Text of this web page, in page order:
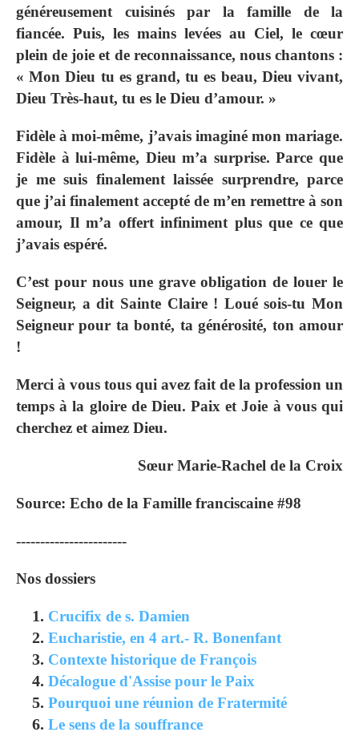
généreusement cuisinés par la famille de la
fiancée. Puis, les mains levées au Ciel, le cœur
plein de joie et de reconnaissance, nous chantons :
« Mon Dieu tu es grand, tu es beau, Dieu vivant,
Dieu Très‐haut, tu es le Dieu d’amour. »
Fidèle à moi‐même, j’avais imaginé mon mariage.
Fidèle à lui‐même, Dieu m’a surprise. Parce que
je me suis finalement laissée surprendre, parce
que j’ai finalement accepté de m’en remettre à son
amour, Il m’a offert infiniment plus que ce que
j’avais espéré.
C’est pour nous une grave obligation de louer le
Seigneur, a dit Sainte Claire ! Loué sois‐tu Mon
Seigneur pour ta bonté, ta générosité, ton amour
!
Merci à vous tous qui avez fait de la profession un
temps à la gloire de Dieu. Paix et Joie à vous qui
cherchez et aimez Dieu.
Sœur Marie‐Rachel de la Croix
Source: Echo de la Famille franciscaine #98
-----------------------
Nos dossiers
Crucifix de s. Damien
Eucharistie, en 4 art.- R. Bonenfant
Contexte historique de François
Décalogue d'Assise pour le Paix
Pourquoi une réunion de Fratermité
Le sens de la souffrance